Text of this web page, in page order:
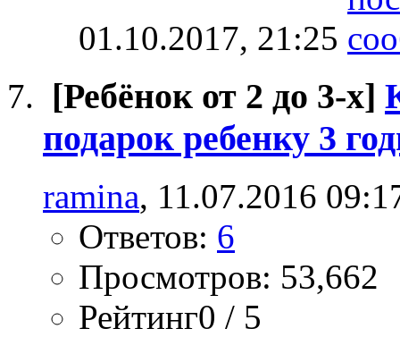
01.10.2017, 21:25
[Ребёнок от 2 до 3-х]
подарок ребенку 3
ramina, 11.07.2016
Ответов: 6
Просмотров: 53,662
Рейтинг0 / 5